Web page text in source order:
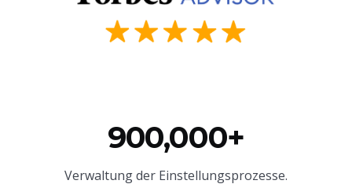
900,000+
Verwaltung der Einstellungsprozesse.